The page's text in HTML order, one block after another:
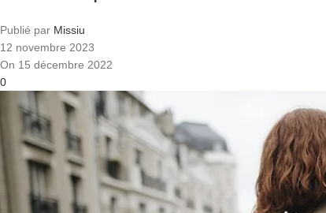
Publié par Missiu
12 novembre 2023
On 15 décembre 2022
0